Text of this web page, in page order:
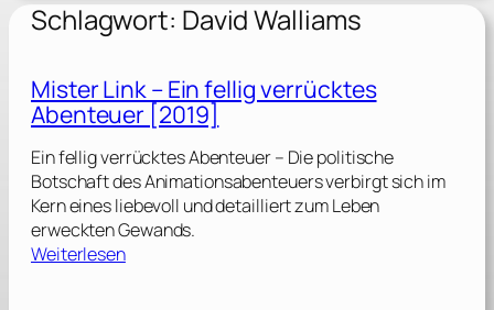
Schlagwort: David Walliams
Mister Link – Ein fellig verrücktes
Abenteuer [2019]
Ein fellig verrücktes Abenteuer – Die politische
Botschaft des Animationsabenteuers verbirgt sich im
Kern eines liebevoll und detailliert zum Leben
erweckten Gewands.
Weiterlesen: